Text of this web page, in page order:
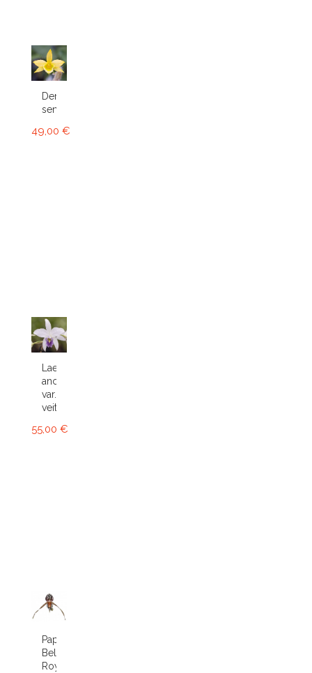
Dendrobium
senile
49,00 €
Laelia
anceps
var.
veitchiana
55,00 €
Paphiopedilum
Bel
Royal